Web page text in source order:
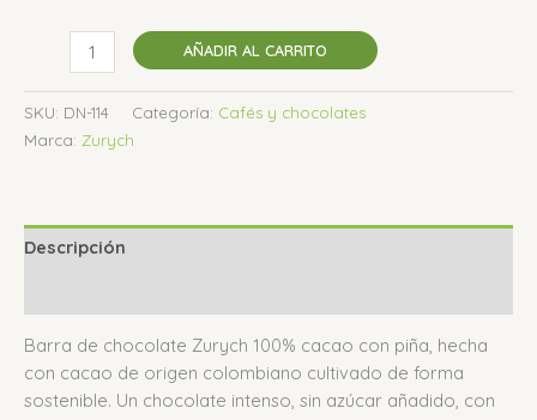
AÑADIR AL CARRITO
SKU: DN-114 Categoría: Cafés y chocolates
Marca: Zurych
Descripción
Barra de chocolate Zurych 100% cacao con piña, hecha
con cacao de origen colombiano cultivado de forma
sostenible. Un chocolate intenso, sin azúcar añadido, con